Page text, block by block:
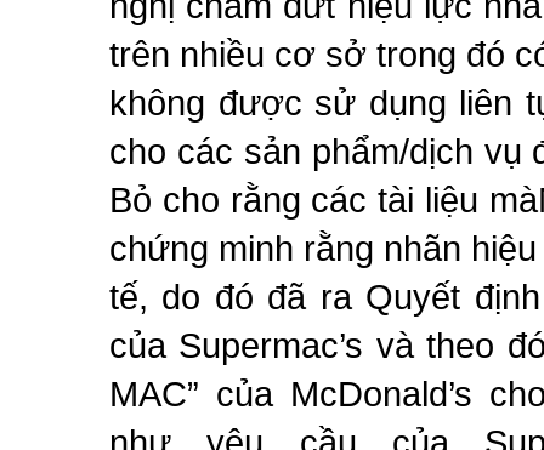
trên nhiều cơ sở trong đó
không được sử dụng liên
cho các sản phẩm/dịch vụ
Bỏ cho rằng các tài liệu
chứng minh rằng nhãn
tế, do đó đã ra Quyết
của Supermac’s và theo
MAC” của McDonald’s
như yêu cầu của